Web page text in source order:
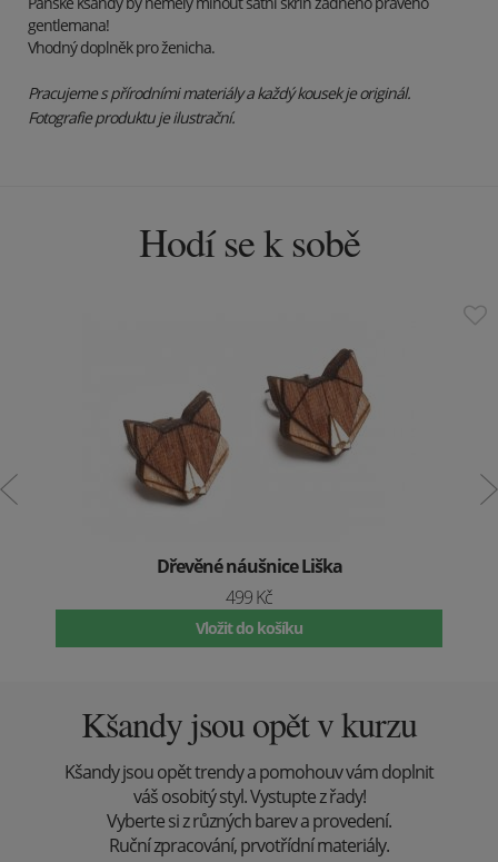
gentlemana!
Vhodný doplněk pro ženicha.
Pracujeme s přírodními materiály a každý kousek je originál.
Fotografie produktu je ilustrační.
Hodí se k sobě
Dřevěné náušnice Liška
499 Kč
Vložit do košíku
Kšandy jsou opět v kurzu
Kšandy jsou opět trendy a pomohouv vám doplnit
váš osobitý styl. Vystupte z řady!
Vyberte si z různých barev a provedení.
Ruční zpracování, prvotřídní materiály.